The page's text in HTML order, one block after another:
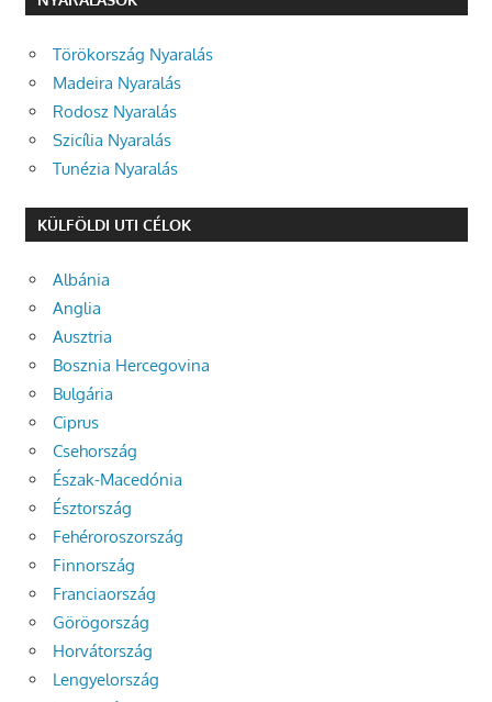
Törökország Nyaralás
Madeira Nyaralás
Rodosz Nyaralás
Szicília Nyaralás
Tunézia Nyaralás
KÜLFÖLDI UTI CÉLOK
Albánia
Anglia
Ausztria
Bosznia Hercegovina
Bulgária
Ciprus
Csehország
Észak-Macedónia
Észtország
Fehéroroszország
Finnország
Franciaország
Görögország
Horvátország
Lengyelország